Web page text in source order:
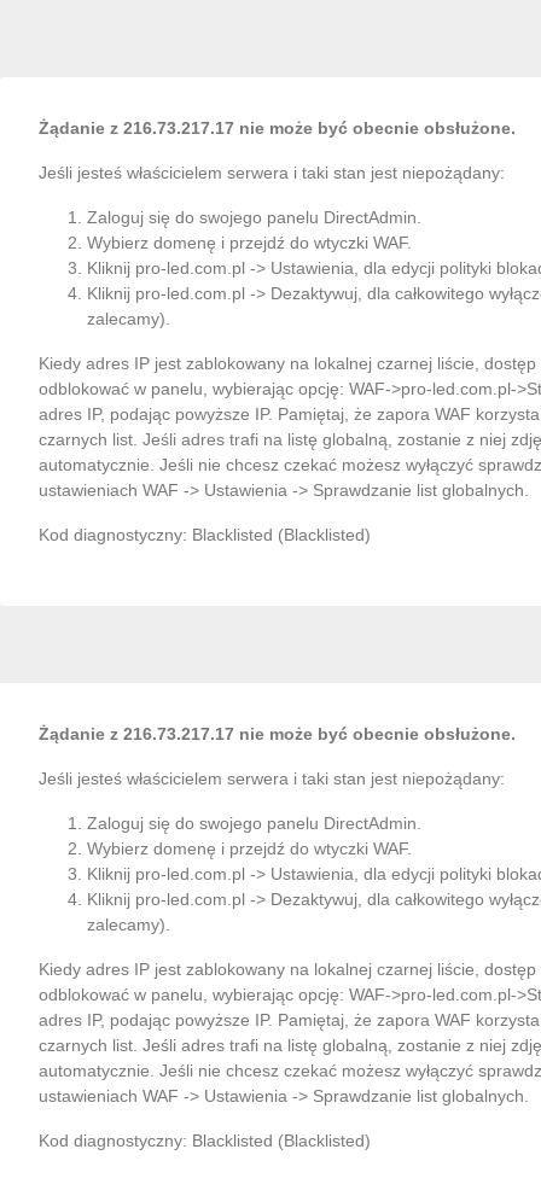
Żądanie z 216.73.217.17 nie może być obecnie obsłużone.
Jeśli jesteś właścicielem serwera i taki stan jest niepożądany:
Zaloguj się do swojego panelu DirectAdmin.
Wybierz domenę i przejdź do wtyczki WAF.
Kliknij pro-led.com.pl -> Ustawienia, dla edycji polityki
Kliknij pro-led.com.pl -> Dezaktywuj, dla całkowitego
zalecamy).
Kiedy adres IP jest zablokowany na lokalnej czarnej liście, dostęp
odblokować w panelu, wybierając opcję: WAF->pro-led.com.pl-
adres IP, podając powyższe IP. Pamiętaj, że zapora WAF
czarnych list. Jeśli adres trafi na listę globalną, zostanie z niej
automatycznie. Jeśli nie chcesz czekać możesz wyłączyć
ustawieniach WAF -> Ustawienia -> Sprawdzanie list globalnych.
Kod diagnostyczny: Blacklisted (Blacklisted)
Żądanie z 216.73.217.17 nie może być obecnie obsłużone.
Jeśli jesteś właścicielem serwera i taki stan jest niepożądany:
Zaloguj się do swojego panelu DirectAdmin.
Wybierz domenę i przejdź do wtyczki WAF.
Kliknij pro-led.com.pl -> Ustawienia, dla edycji polityki
Kliknij pro-led.com.pl -> Dezaktywuj, dla całkowitego
zalecamy).
Kiedy adres IP jest zablokowany na lokalnej czarnej liście, dostęp
odblokować w panelu, wybierając opcję: WAF->pro-led.com.pl-
adres IP, podając powyższe IP. Pamiętaj, że zapora WAF
czarnych list. Jeśli adres trafi na listę globalną, zostanie z niej
automatycznie. Jeśli nie chcesz czekać możesz wyłączyć
ustawieniach WAF -> Ustawienia -> Sprawdzanie list globalnych.
Kod diagnostyczny: Blacklisted (Blacklisted)